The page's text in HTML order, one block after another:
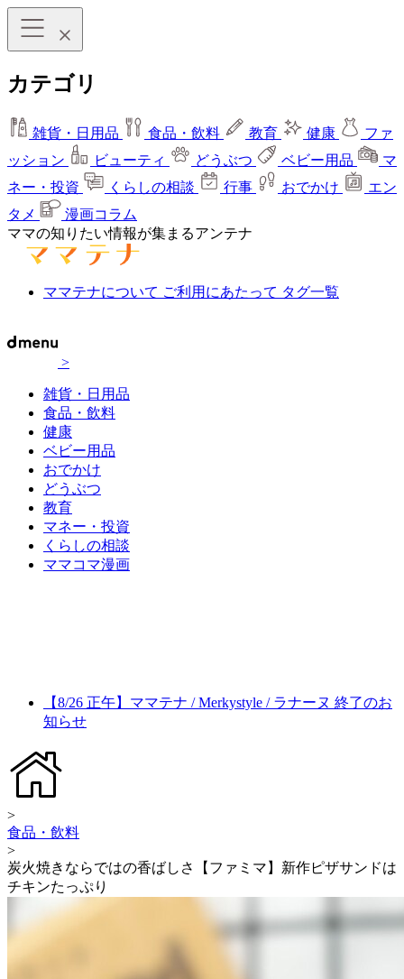
カテゴリ
雑貨・日用品 食品・飲料 教育 健康
ファ
ッション
ビューティ どうぶつ ベビー用品
マ
ネー・投資
くらしの相談 行事 おでかけ
エン
タメ
漫画コラム
ママの知りたい情報が集まるアンテナ
ママテナについて ご利用にあたって タグ一覧
>
雑貨・日用品
食品・飲料
健康
ベビー用品
おでかけ
どうぶつ
教育
マネー・投資
くらしの相談
ママコマ漫画
【8/26 正午】ママテナ / Merkystyle / ラナーヌ 終了のお
知らせ
>
食品・飲料
>
炭火焼きならではの香ばしさ【ファミマ】新作ピザサンドは
チキンたっぷり